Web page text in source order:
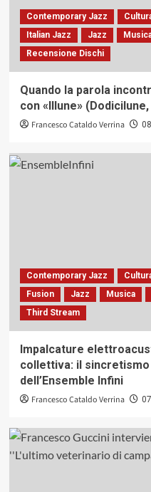
Contemporary Jazz
Italian Jazz
Jazz
Recensione Dischi
Quando la parola
con «Illune»
Francesco Cataldo Verrina
Contemporary Jazz
Fusion
Jazz Musica
Third Stream
Impalcature
collettiva: il
dell’Ensemble Infini
Francesco Cataldo Verrina